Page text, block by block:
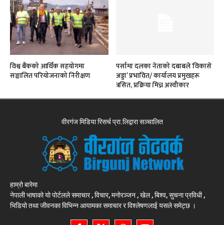
विश्व बैंकको आर्थिक सहयोगमा
सञ्चालित परियोजनाको निरीक्षण
पर्सामा दलका नेताको दबाबले ‘विकासे
अड्डा’ प्रभावित/ कार्यालय प्रमुखहरू
त्रसित, प्रक्रिया मिच्न अस्वीकार
वीरगंज मिडिया रिसर्च प्रा.लिद्वारा सञ्चालित
हाम्रो बारेमा
नेपाली भाषाको यो पोर्टलले समाचार , विचार, मनोरञ्जन , खेल , बिश्व, सुचना प्रविधी ,
भिडियो तथा जीवनका विभिन्न आयामका समाचार र विश्लेषणलाई यसले समेट्छ ।